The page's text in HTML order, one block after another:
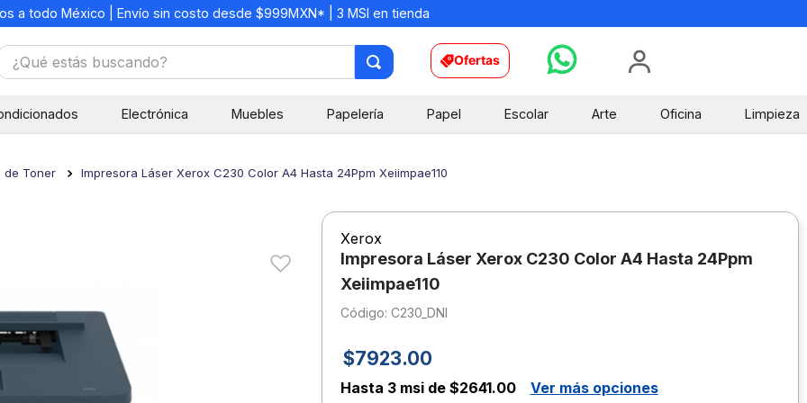
a todo México | Envío sin costo desde $999MXN* | 3 MSI en tienda
estás buscando? Ofertas
Electrónica Muebles Papelería Papel Escolar Arte Oficina Limpieza
de Toner Impresora Láser Xerox C230 Color A4 Hasta 24Ppm Xeiimpae110
Xerox
Impresora Láser Xerox C230 Color A4 Hasta 24Ppm
Xeiimpae110
: C230_DNI
$7923.00
Hasta 3 msi de $2641.00
Ver más opciones
7.
escritorio
8.
sacapuntas